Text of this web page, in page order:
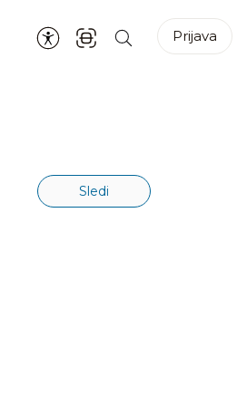
Prijava
Sledi